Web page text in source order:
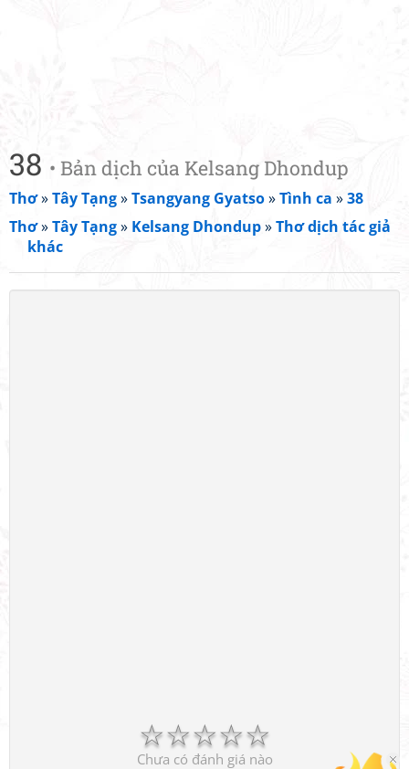
38 • Bản dịch của Kelsang Dhondup
Thơ»Tây Tạng»Tsangyang Gyatso»Tình ca »38
Thơ»Tây Tạng» Kelsang Dhondup»Thơ dịch tác giả
khác
☆
☆
☆
☆
☆
Chưa có đánh giá nào